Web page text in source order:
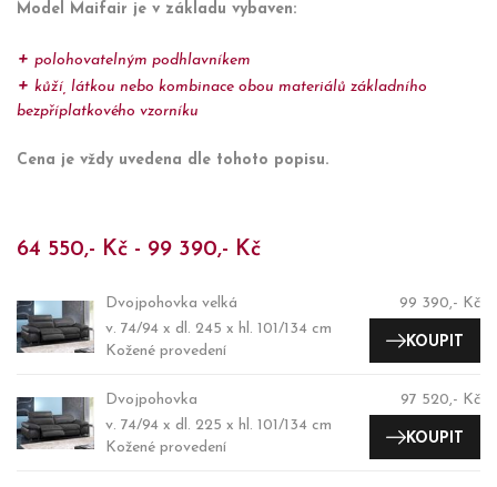
Model Maifair je v základu vybaven:
polohovatelným podhlavníkem
kůží, látkou nebo kombinace obou materiálů základního
bezpříplatkového vzorníku
Cena je vždy uvedena dle tohoto popisu.
64 550,- Kč - 99 390,- Kč
Dvojpohovka velká
v. 74/94 x dl. 245 x hl. 101/134 cm
Kožené provedení
99 390,- Kč
KOUPIT
Dvojpohovka
v. 74/94 x dl. 225 x hl. 101/134 cm
Kožené provedení
97 520,- Kč
KOUPIT